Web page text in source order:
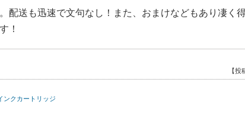
配送も迅速で文句なし！また、おまけなどもあり凄く得
！
【
ンクカートリッジ